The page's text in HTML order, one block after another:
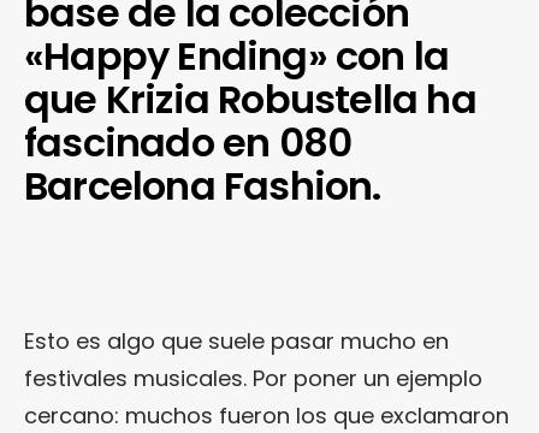
base de la colección
«Happy Ending» con la
que Krizia Robustella ha
fascinado en 080
Barcelona Fashion.
Esto es algo que suele pasar mucho en
festivales musicales. Por poner un ejemplo
cercano: muchos fueron los que exclamaron